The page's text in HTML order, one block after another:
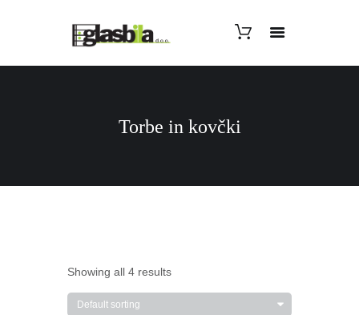
Torbe in kovčki
Showing all 4 results